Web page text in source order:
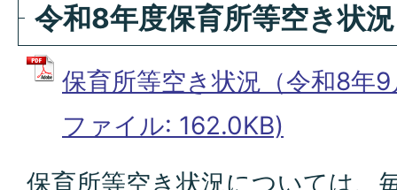
令和8年度保育所等空き状況
保育所等空き状況（令和8年
ファイル: 162.0KB)
保育所等空き状況については、